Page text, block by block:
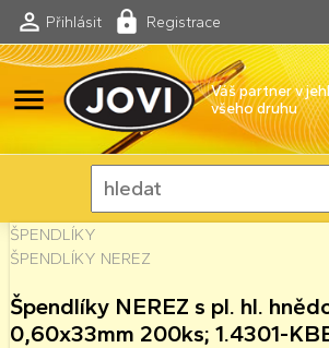
Přihlásit Registrace
menu
Váš partner v
všeho druhu
ŠPENDLÍKY
ŠPENDLÍKY NEREZ
Špendlíky NEREZ s pl. hl.
0,60x33mm 200ks; 1.4301-